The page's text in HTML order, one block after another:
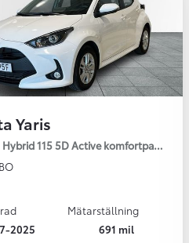
Yaris
Hybrid 115 5D Active komfortpaket
2025
Mätarställning
691 mil